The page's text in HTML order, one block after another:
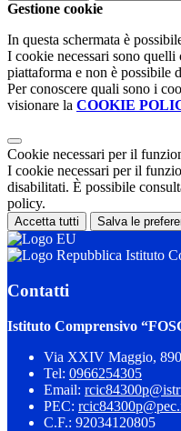
Gestione cookie
In questa schermata è
I cookie necessari sono
piattaforma e non è possibile
Per conoscere quali sono i
visionare la COOKIE
Cookie necessari per il
I cookie necessari per il
disabilitati. È possibile
policy.
Accetta tutti Salva le
Istituto
Contatti
Istituto Comprensivo
Via XXIV Maggio,
Tel: 0966254305
Email:
PEC:
C.F.: 92034120805